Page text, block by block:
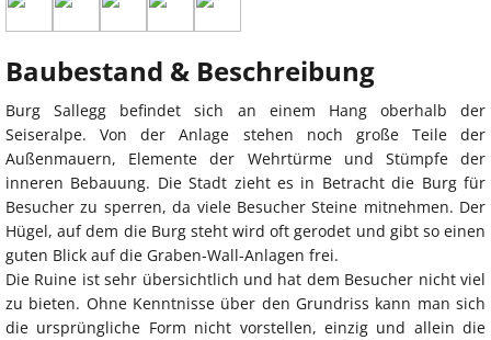
Baubestand & Beschreibung
Burg Sallegg befindet sich an einem Hang oberhalb der
Seiseralpe. Von der Anlage stehen noch große Teile der
Außenmauern, Elemente der Wehrtürme und Stümpfe der
inneren Bebauung. Die Stadt zieht es in Betracht die Burg für
Besucher zu sperren, da viele Besucher Steine mitnehmen. Der
Hügel, auf dem die Burg steht wird oft gerodet und gibt so einen
guten Blick auf die Graben-Wall-Anlagen frei.
Die Ruine ist sehr übersichtlich und hat dem Besucher nicht viel
zu bieten. Ohne Kenntnisse über den Grundriss kann man sich
die ursprüngliche Form nicht vorstellen, einzig und allein die